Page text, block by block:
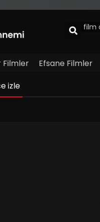
Filmler Efsane Filmler
izle